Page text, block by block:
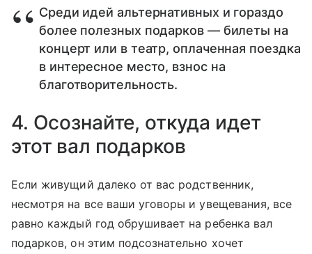
Среди идей альтернативных и гораздо
более полезных подарков — билеты на
концерт или в театр, оплаченная поездка
в интересное место, взнос на
благотворительность.
4. Осознайте, откуда идет
этот вал подарков
Если живущий далеко от вас родственник,
несмотря на все ваши уговоры и увещевания, все
равно каждый год обрушивает на ребенка вал
подарков, он этим подсознательно хочет